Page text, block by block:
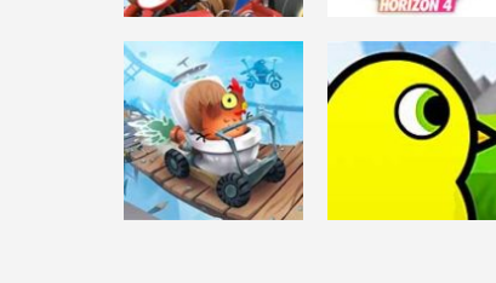
ACCIÓN
MARIO KART
TOUR para PC
18.7K
CARRERAS
FORZA HORIZON 4
29.1K